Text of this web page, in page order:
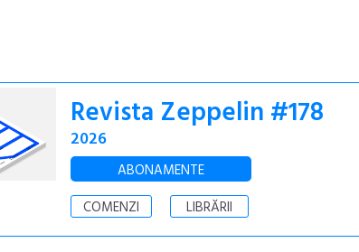
Revista Zeppelin #178
2026
ABONAMENTE
COMENZI
LIBRĂRII